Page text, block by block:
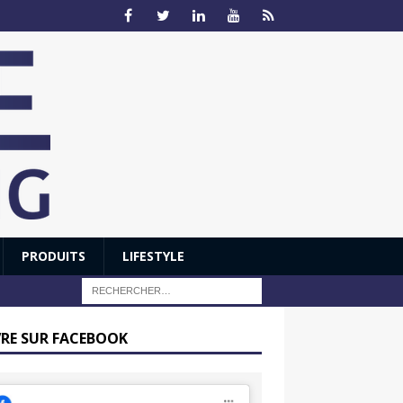
PRODUITS LIFESTYLE
SUR FACEBOOK